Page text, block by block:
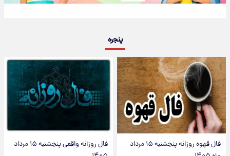
پنجره
فال قهوه روزانه پنجشنبه ۱۵ مرداد
فال روزانه واقعی پنجشنبه ۱۵ مرداد